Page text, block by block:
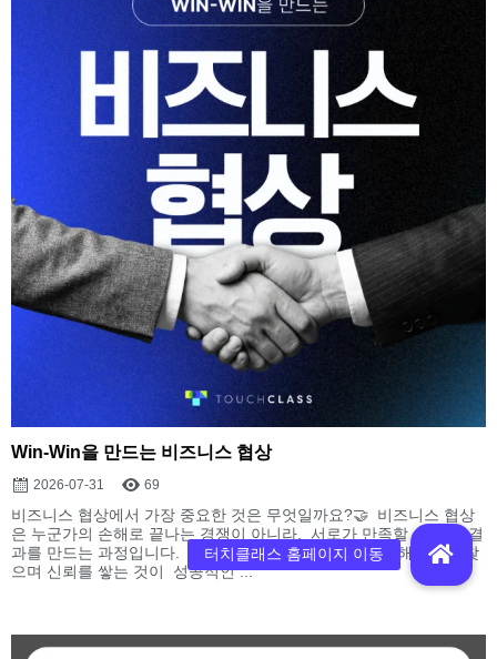
Win-Win을 만드는 비즈니스 협상
2026-07-31 69
비즈니스 협상에서 가장 중요한 것은 무엇일까요?🤝 비즈니스 협상
은 누군가의 손해로 끝나는 경쟁이 아니라, 서로가 만족할 수 있는 결
과를 만드는 과정입니다. 상대의 입장을 이해하고, 함께 해결책을 찾
으며 신뢰를 쌓는 것이 성공적인 ...